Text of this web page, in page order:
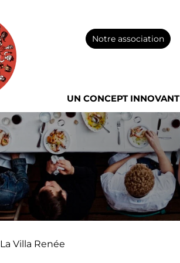
Notre association
UN CONCEPT INNOVANT
La Villa Renée